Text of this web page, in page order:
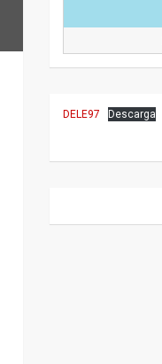
DELE97 Descarga